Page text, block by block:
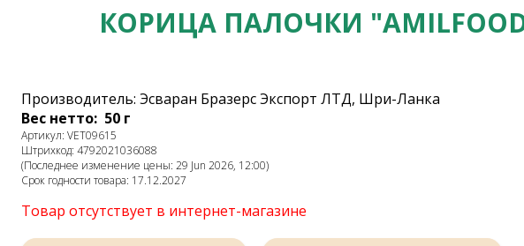
КОРИЦА ПАЛОЧКИ
Производитель: Эсваран Бразерс Экспорт ЛТД, Шри-Ланка
Вес нетто: 50 г
Артикул: VET09615
Штрихкод: 4792021036088
(Последнее изменение цены: 29 Jun 2026, 12:00)
Срок годности товара: 17.12.2027
Товар отсутствует в интернет-магазине